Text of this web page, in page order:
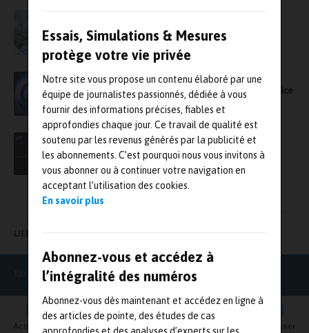
Essais, Simulations & Mesures
protège votre vie privée
Notre site vous propose un contenu élaboré par une
équipe de journalistes passionnés, dédiée à vous
fournir des informations précises, fiables et
approfondies chaque jour. Ce travail de qualité est
soutenu par les revenus générés par la publicité et
les abonnements. C’est pourquoi nous vous invitons à
vous abonner ou à continuer votre navigation en
acceptant l’utilisation des cookies.
En savoir plus
Abonnez-vous et accédez à
l’intégralité des numéros
Abonnez-vous dès maintenant et accédez en ligne à
des articles de pointe, des études de cas
PolyWorks|DataLoopMC
PolyWorks Conference Live 2025 : Favoriser
l’excellence de l’industrie manufacturière grâce
aux technologies de fil numérique
PolyWorks Conference Live 2024 : libérez le
plein potentiel de vos mesures 3D
Actualités Agenda Newsletter Vidéos S'abonner
LIENS UTILES
Essais Simulations & Mesures